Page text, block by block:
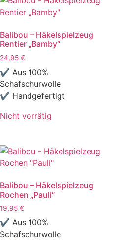
Balibou – Häkelspielzeug
Rentier „Bamby“
24,95 €
✔ Aus 100%
Schafschurwolle
✔ Handgefertigt
Nicht vorrätig
Balibou – Häkelspielzeug
Rochen „Pauli“
19,95 €
✔ Aus 100%
Schafschurwolle